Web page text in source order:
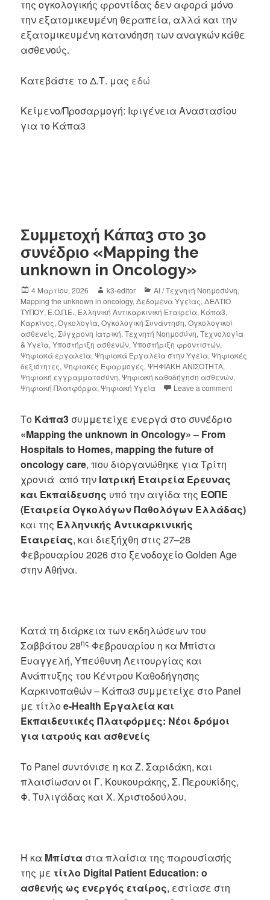
της ογκολογικής φροντίδας δεν αφορά μόνο
την εξατομικευμένη θεραπεία, αλλά και την
εξατομικευμένη κατανόηση των αναγκών κάθε
ασθενούς.
Κατεβάστε το Δ.Τ. μας εδώ
Κείμενο/Προσαρμογή: Ιφιγένεια Αναστασίου
για το Κάπα3
Συμμετοχή Κάπα3 στο 3o
συνέδριο «Mapping the
unknown in Oncology»
4 Μαρτίου, 2026 k3-editor AI / Τεχνητή Νοημοσύνη,
Mapping the unknown in oncology,Δεδομένα Υγείας,ΔΕΛΤΙΟ
ΤΥΠΟΥ, Ε.Ο.Π.Ε., Ελληνική Αντικαρκινική Εταιρεία, Κάπα3,
Καρκίνος,Ογκολογία,Ογκολογική Συνάντηση,Ογκολογικοί
ασθενείς,Σύγχρονη Ιατρική,Τεχνητή Νοημοσύνη,Τεχνολογία
& Υγεία,Υποστήριξη ασθενών,Υποστήριξη φροντιστών,
Ψηφιακά εργαλεία,Ψηφιακά Εργαλεία στην Υγεία,Ψηφιακές
δεξιότητες,Ψηφιακές Εφαρμογές,ΨΗΦΙΑΚΗ ΑΝΙΣΟΤΗΤΑ,
Ψηφιακή εγγραμματοσύνη,Ψηφιακή καθοδήγηση ασθενών,
Ψηφιακή Πλατφόρμα,Ψηφιακή Υγεία Leave a comment
Το Κάπα3 συμμετείχε ενεργά στο συνέδριο
«Mapping the unknown in Oncology» – From
Hospitalsto Homes, mappingthefutureof
oncologycare, που διοργανώθηκε για Τρίτη
χρονιά από την Ιατρική Εταιρεία Έρευνας
και Εκπαίδευσης υπό την αιγίδα της ΕΟΠΕ
(Εταιρεία Ογκολόγων Παθολόγων Ελλάδας)
και της Ελληνικής Αντικαρκινικής
Εταιρείας, και διεξήχθη στις 27–28
Φεβρουαρίου 2026 στο ξενοδοχείο Golden Age
στην Αθήνα.
Κατά τη διάρκεια των εκδηλώσεων του
Σαββάτου 28ης Φεβρουαρίου η κα Μπίστα
Ευαγγελή, Υπεύθυνη Λειτουργίας και
Ανάπτυξης του Κέντρου Καθοδήγησης
Καρκινοπαθών – Κάπα3 συμμετείχε στο Panel
με τίτλοe-Health Εργαλεία και
Εκπαιδευτικές Πλατφόρμες: Νέοι δρόμοι
για ιατρούς και ασθενείς
Το Panel συντόνισε η κα Ζ. Σαριδάκη, και
πλαισίωσαν οι Γ. Κουκουράκης, Σ. Περουκίδης,
Φ. Τυλιγάδας και Χ. Χριστοδούλου.
Η κα Μπίστα στα πλαίσια της παρουσίασής
της με τίτλο Digital Patient Education: ο
ασθενής ως ενεργός εταίρος, εστίασε στη